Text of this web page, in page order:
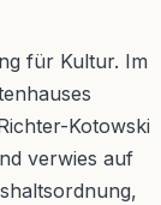
für Kultur. Im
Kotowski
verwies auf